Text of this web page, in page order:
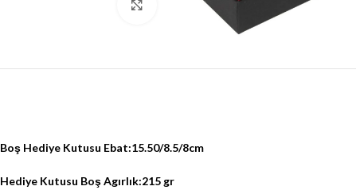
Click to enlarge
Boş Hediye Kutusu Ebat:15.50/8.5/8cm
Hediye Kutusu Boş Agırlık:215 gr